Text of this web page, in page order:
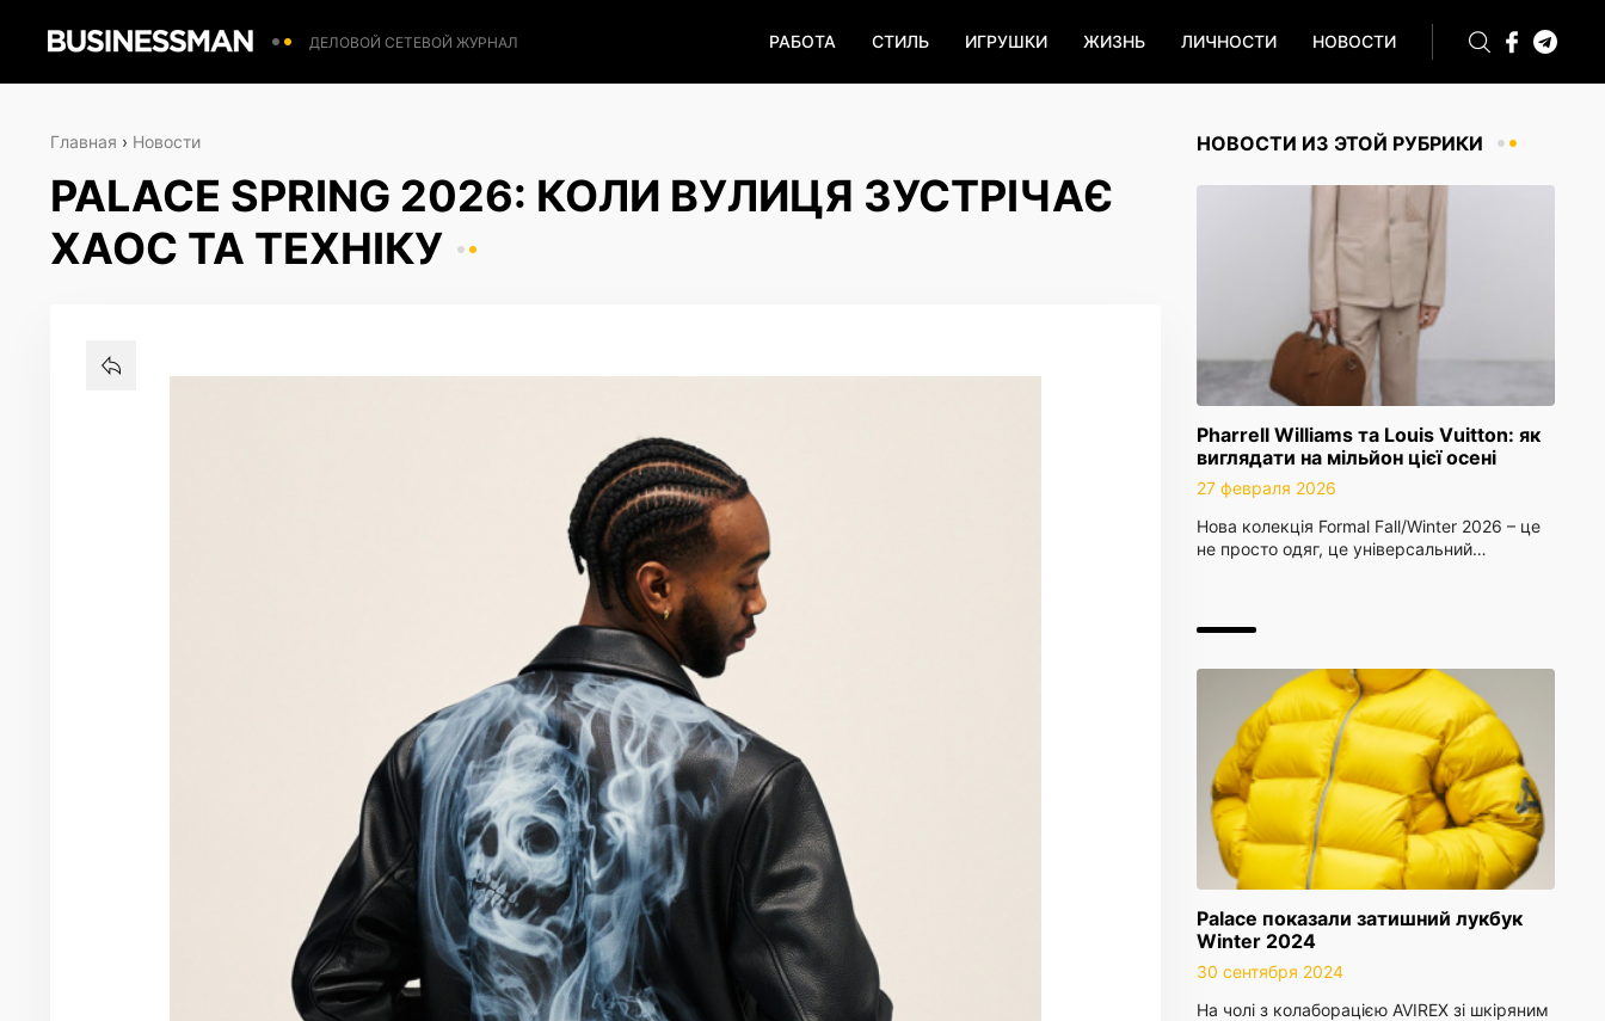
ДЕЛОВОЙ СЕТЕВОЙ ЖУРНАЛ РАБОТА СТИЛЬ ИГРУШКИ ЖИЗНЬ ЛИЧНОСТИ НОВОСТИ
НОВОСТИ ИЗ ЭТОЙ РУБРИКИ
Pharrell Williams та Louis Vuitton: як
виглядати на мільйон цієї осені
27 февраля 2026
Нова колекція Formal Fall/Winter 2026 – це
не просто одяг, це універсальний…
Palace показали затишний лукбук
Winter 2024
30 сентября 2024
На чолі з колаборацією AVIREX зі шкіряним
Главная › Новости
PALACE SPRING 2026: КОЛИ ВУЛИЦЯ ЗУСТРІЧАЄ
ХАОС ТА ТЕХНІКУ